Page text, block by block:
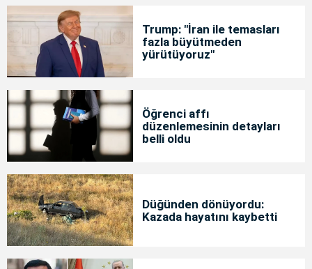
Trump: "İran ile temasları
fazla büyütmeden
yürütüyoruz"
Öğrenci affı
düzenlemesinin detayları
belli oldu
Düğünden dönüyordu:
Kazada hayatını kaybetti